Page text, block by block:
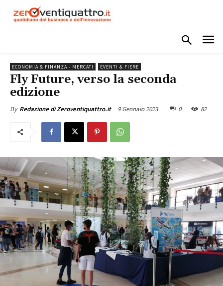
ECONOMIA & FINANZA - MERCATI EVENTI & FIERE
Fly Future, verso la seconda
edizione
By Redazione di Zeroventiquattro.it 9 Gennaio 2023 0 82